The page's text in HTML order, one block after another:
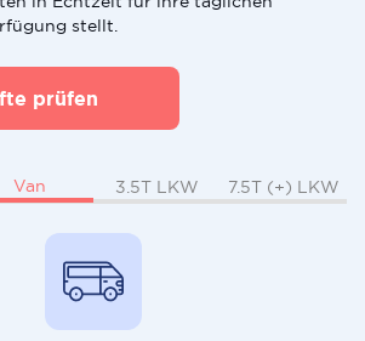
stellt.
prüfen
Van 3.5T LKW 7.5T (+) LKW